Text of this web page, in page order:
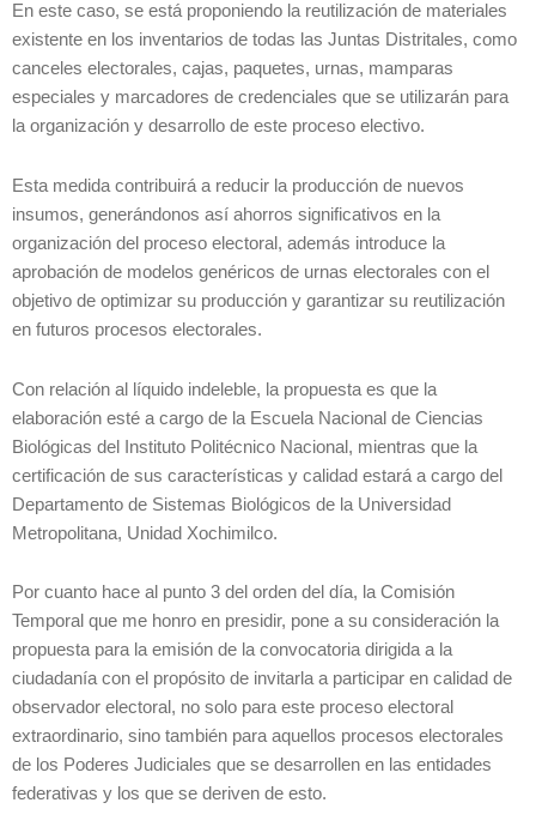
En este caso, se está proponiendo la reutilización de materiales
existente en los inventarios de todas las Juntas Distritales, como
canceles electorales, cajas, paquetes, urnas, mamparas
especiales y marcadores de credenciales que se utilizarán para
la organización y desarrollo de este proceso electivo.
Esta medida contribuirá a reducir la producción de nuevos
insumos, generándonos así ahorros significativos en la
organización del proceso electoral, además introduce la
aprobación de modelos genéricos de urnas electorales con el
objetivo de optimizar su producción y garantizar su reutilización
en futuros procesos electorales.
Con relación al líquido indeleble, la propuesta es que la
elaboración esté a cargo de la Escuela Nacional de Ciencias
Biológicas del Instituto Politécnico Nacional, mientras que la
certificación de sus características y calidad estará a cargo del
Departamento de Sistemas Biológicos de la Universidad
Metropolitana, Unidad Xochimilco.
Por cuanto hace al punto 3 del orden del día, la Comisión
Temporal que me honro en presidir, pone a su consideración la
propuesta para la emisión de la convocatoria dirigida a la
ciudadanía con el propósito de invitarla a participar en calidad de
observador electoral, no solo para este proceso electoral
extraordinario, sino también para aquellos procesos electorales
de los Poderes Judiciales que se desarrollen en las entidades
federativas y los que se deriven de esto.